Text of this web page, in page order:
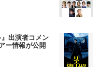
出演者コメン
ー情報が公開